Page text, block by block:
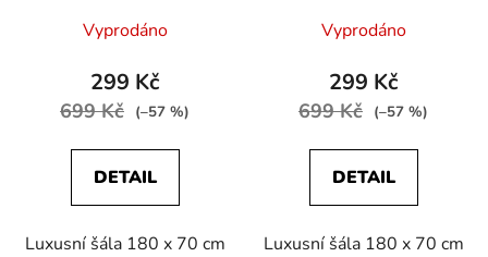
Vyprodáno
299 Kč
699 Kč (–57 %)
DETAIL
Luxusní šála 180 x 70 cm
Klimta
Vyprodáno
299 Kč
699 Kč (–57 %)
DETAIL
Luxusní šála 180 x 70 cm